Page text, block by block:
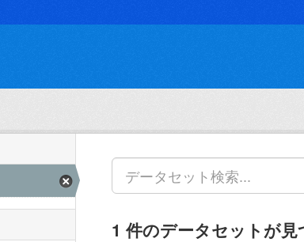
1 件のデータセットが見